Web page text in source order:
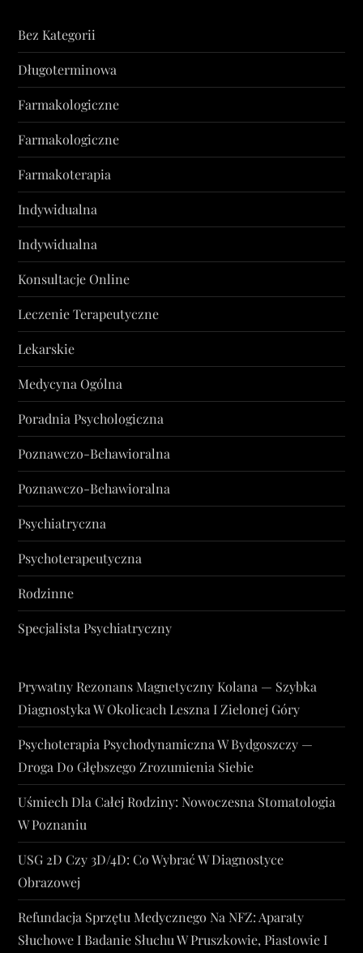
Bez Kategorii
Długoterminowa
Farmakologiczne
Farmakologiczne
Farmakoterapia
Indywidualna
Indywidualna
Konsultacje Online
Leczenie Terapeutyczne
Lekarskie
Medycyna Ogólna
Poradnia Psychologiczna
Poznawczo-Behawioralna
Poznawczo-Behawioralna
Psychiatryczna
Psychoterapeutyczna
Rodzinne
Specjalista Psychiatryczny
Prywatny Rezonans Magnetyczny Kolana — Szybka
Diagnostyka W Okolicach Leszna I Zielonej Góry
Psychoterapia Psychodynamiczna W Bydgoszczy —
Droga Do Głębszego Zrozumienia Siebie
Uśmiech Dla Całej Rodziny: Nowoczesna Stomatologia
W Poznaniu
USG 2D Czy 3D/4D: Co Wybrać W Diagnostyce
Obrazowej
Refundacja Sprzętu Medycznego Na NFZ: Aparaty
Słuchowe I Badanie Słuchu W Pruszkowie, Piastowie I